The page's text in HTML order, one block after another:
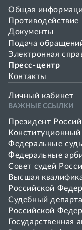
Общая
Противодействие
Документы
Подача
Электронная
Пресс-центр
Контакты
Личный кабинет
ВАЖНЫЕ ССЫЛКИ
Президент
Федеральные
Федеральные
Совет cудей
Высшая
Российской
Судебный
Российской
Государственная